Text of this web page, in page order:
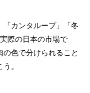
「カンタループ」「冬
際の日本の市場で
色で分けられること
。